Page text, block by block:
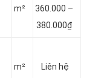
m²
360.000 –
380.000₫
m² Liên hệ